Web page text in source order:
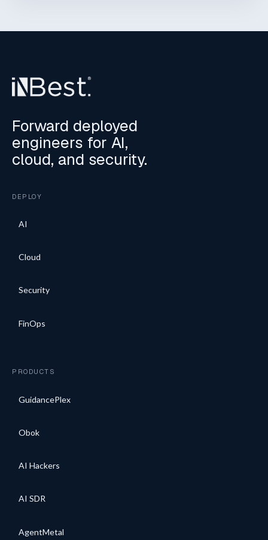
Forward deployed
engineers for AI,
cloud, and security.
DEPLOY
AI
Cloud
Security
FinOps
PRODUCTS
GuidancePlex
Obok
AI Hackers
AI SDR
AgentMetal